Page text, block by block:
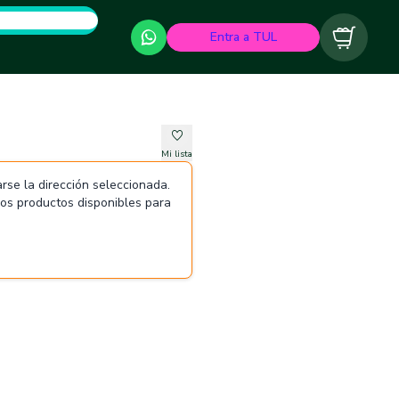
Entra a TUL Carrito
Mi lista
la dirección seleccionada.
productos disponibles para